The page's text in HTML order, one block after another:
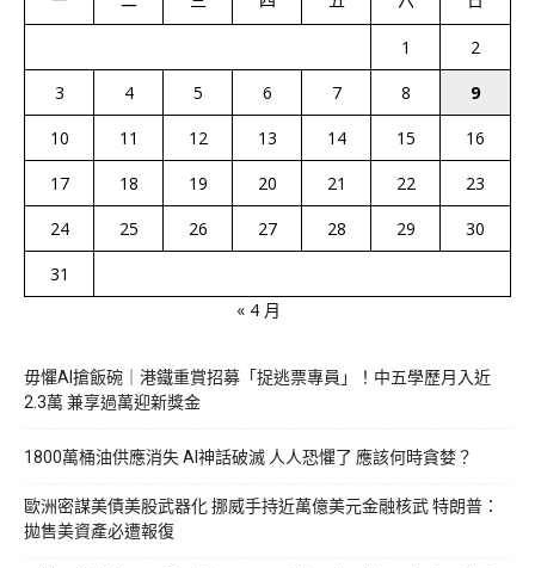
1
2
3
4 5 6 7 8
9
10
11 12 13 14 15
16
17
18 19 20 21 22
23
24
25 26 27 28 29
30
31
« 4 月
毋懼AI搶飯碗｜港鐵重賞招募「捉逃票專員」！中五學歷月入近
2.3萬 兼享過萬迎新獎金
1800萬桶油供應消失 AI神話破滅 人人恐懼了 應該何時貪婪？
歐洲密謀美債美股武器化 挪威手持近萬億美元金融核武 特朗普：
拋售美資產必遭報復